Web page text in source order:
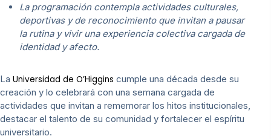
La programación contempla actividades culturales,
deportivas y de reconocimiento que invitan a pausar
la rutina y vivir una experiencia colectiva cargada de
identidad y afecto.
La Universidad de O’Higgins cumple una década desde su
creación y lo celebrará con una semana cargada de
actividades que invitan a rememorar los hitos institucionales,
destacar el talento de su comunidad y fortalecer el espíritu
universitario.